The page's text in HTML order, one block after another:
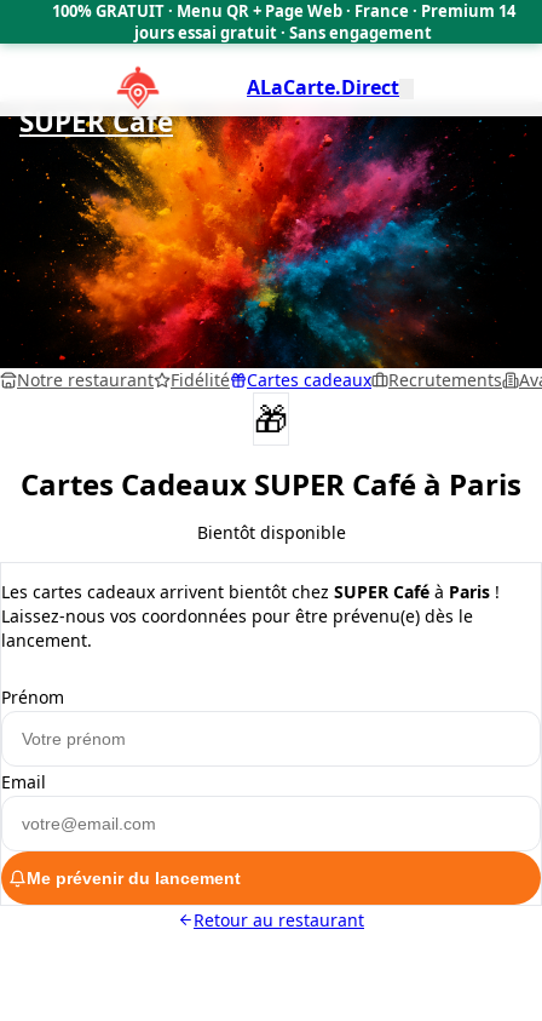
100% GRATUIT · Menu QR + Page Web · France · Premium 14
jours essai gratuit · Sans engagement
ALaCarte.Direct
SUPER Café
Paris
Notre restaurant Fidélité Cartes cadeaux Recrutements
🎁
Cartes Cadeaux SUPER Café à Paris
Bientôt disponible
Les cartes cadeaux arrivent bientôt chez SUPER Café à Paris !
Laissez-nous vos coordonnées pour être prévenu(e) dès le
lancement.
Prénom
Email
Me prévenir du lancement
Retour au restaurant